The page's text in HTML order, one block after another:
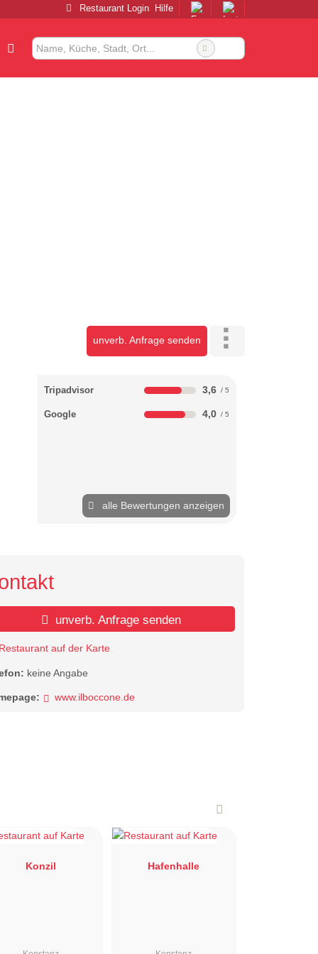
Restaurant Login Hilfe
unverb. Anfrage senden
Tripadvisor 3,6
Google 4,0
alle Bewertungen anzeigen
unverb. Anfrage senden
Restaurant auf der Karte
keine Angabe
www.ilboccone.de
Konzil Hafenhalle